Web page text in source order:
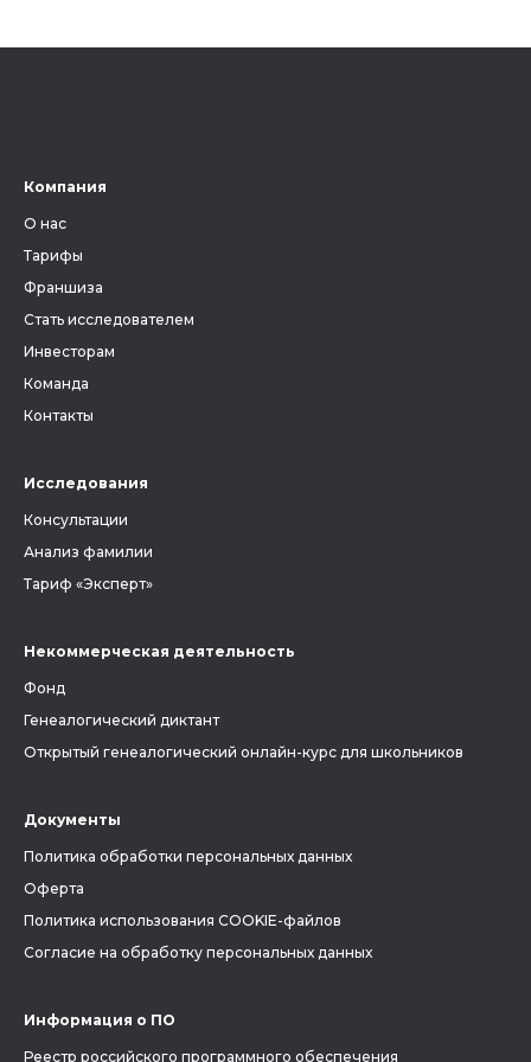
ключевым фактором, без
документы, связанные с
людьми, которых вы ищете.
ли
Компания
О нас
Тарифы
Франшиза
Стать исследователем
Инвесторам
Команда
Контакты
Исследования
Консультации
Анализ фамилии
Тариф «Эксперт»
Некоммерческая деятельность
Фонд
Генеалогический диктант
Открытый генеалогический онлайн-курс для школьников
Документы
Политика обработки персональных данных
Оферта
Политика использования COOKIE-файлов
Согласие на обработку персональных данных
Информация о ПО
Реестр российского программного обеспечения